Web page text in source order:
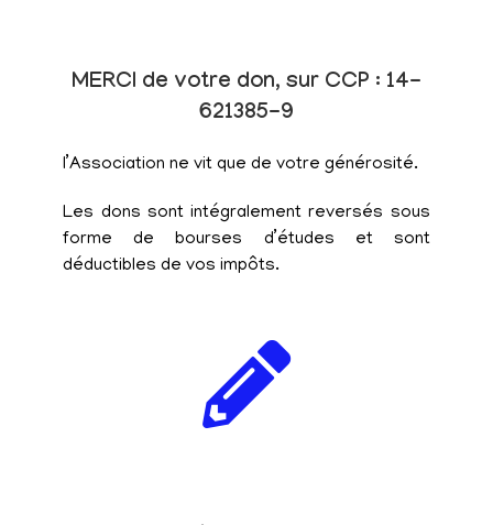
MERCI de votre don, sur CCP : 14-
621385-9
l’Association ne vit que de votre générosité.
Les dons sont intégralement reversés sous
forme de bourses d’études et sont
déductibles de vos impôts.